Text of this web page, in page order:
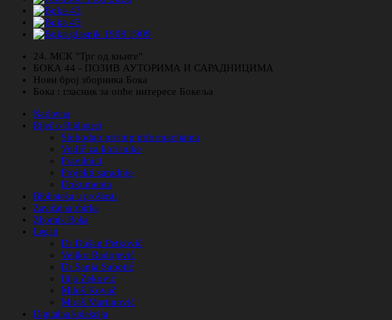
24. МСК "Трг од књиге"
БОКА 44 - ПОЗИВ АУТОРИМА И САРАДНИЦИМА
Нови број зборника Бока
Бока : гласник за опће интересе Бокеља
Naslovna
Riječ o Biblioteci
Slobodan pristup informacijama
Vodič za korisnike
Pravilnici
Projekti saradnje
Dokumenta
Biblioteka u prošlosti
Zavičajna zbirka
Zbornik Boka
Legati
Dr Dušan Petković
Veljko Radojević
Dr Sanja Subotić
Ilija Zeković
Miloš Kovač
Miraš Martinović
Digitalna kolekcija